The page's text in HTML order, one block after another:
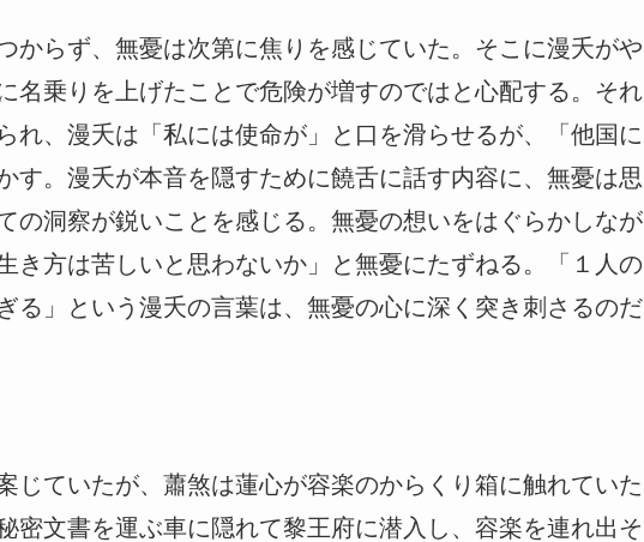
からず、無憂は次第に焦りを感じていた。そこに漫夭がや
名乗りを上げたことで危険が増すのではと心配する。それ
れ、漫夭は「私には使命が」と口を滑らせるが、「他国に
す。漫夭が本音を隠すために饒舌に話す内容に、無憂は思
の洞察が鋭いことを感じる。無憂の想いをはぐらかしなが
き方は苦しいと思わないか」と無憂にたずねる。「１人の
る」という漫夭の言葉は、無憂の心に深く突き刺さるのだ
じていたが、蕭煞は蓮心が容楽のからくり箱に触れていた
密文書を運ぶ車に隠れて黎王府に潜入し、容楽を連れ出そ